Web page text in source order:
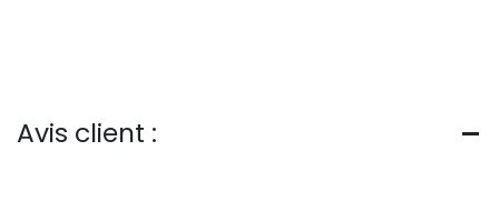
Avis client :